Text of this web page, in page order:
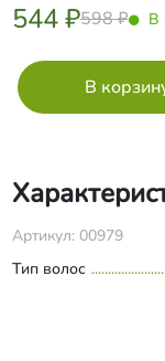
544 ₽598 ₽ В
Артикул: 00979
Тип волос